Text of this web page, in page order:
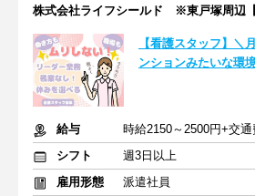
株式会社ライフシールド ※東戸塚周辺【
【看護スタッフ】＼
ンションみたいな環
給与
時給2150～2500円+交通
シフト
週3日以上
雇用形態
派遣社員